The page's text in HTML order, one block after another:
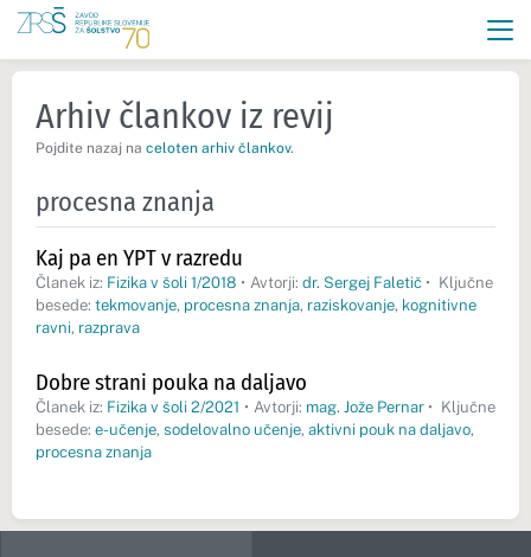
Arhiv člankov iz revij
Pojdite nazaj na celoten arhiv člankov.
procesna znanja
Kaj pa en YPT v razredu
Članek iz: Fizika v šoli 1/2018 • Avtorji: dr. Sergej Faletič • Ključne
besede: tekmovanje, procesna znanja, raziskovanje, kognitivne
ravni, razprava
Dobre strani pouka na daljavo
Članek iz: Fizika v šoli 2/2021 • Avtorji: mag. Jože Pernar • Ključne
besede: e-učenje, sodelovalno učenje, aktivni pouk na daljavo,
procesna znanja